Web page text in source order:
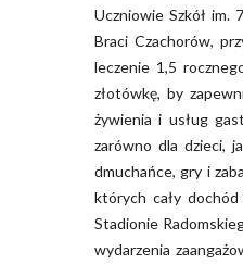
Uczniowie Szkół im.
Braci Czachorów,
leczenie 1,5
złotówkę, by
żywienia i usług
zarówno dla dzieci,
dmuchańce, gry i
których cały
Stadionie
wydarzenia